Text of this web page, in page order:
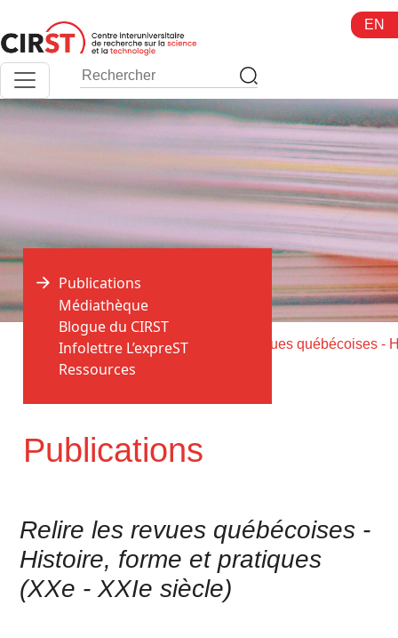
au
contenu
EN
Accueil > Publications >
Publications
Publications
Médiathèque
Blogue du CIRST
Infolettre L’expreST
Ressources
Relire les revues québécoises -
Histoire, forme et pratiques
(XXe - XXIe siècle)